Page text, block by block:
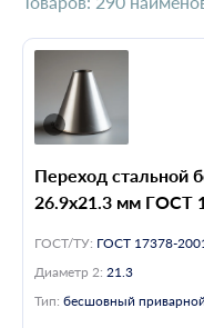
Диаметр 2, мм
Конструкция
Тип
Условный проход
Сбросить все
Переход стальной
26.9х21.3 мм ГОСТ
ГОСТ/ТУ: ГОСТ 17378-
Диаметр 2: 21.3
Тип: бесшовный приварной